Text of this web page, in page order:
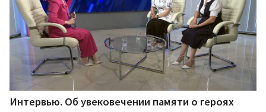
Интервью. Об увековечении памяти о героях